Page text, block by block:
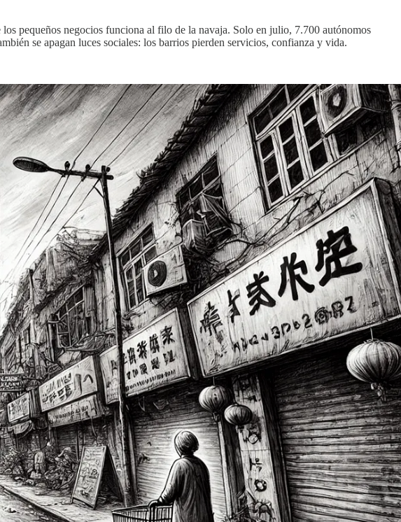
los pequeños negocios funciona al filo de la navaja. Solo en julio, 7.700 autónomos
se apagan luces sociales: los barrios pierden servicios, confianza y vida.